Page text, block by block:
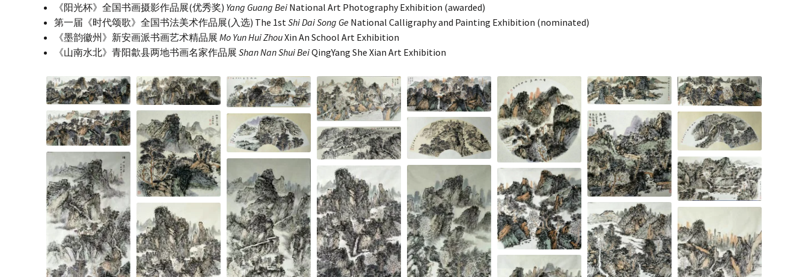
《阳光杯》全国书画摄影作品展(优秀奖) Yang Guang BeiNational Art Photography Exhibition (awarded)
第一届《时代颂歌》全国书法美术作品展(入选) The 1st Shi Dai Song GeNational Calligraphy and Painting Exhibition (nominated)
《墨韵徽州》新安画派书画艺术精品展 Mo Yun Hui ZhouXin An School Art Exhibition
《山南水北》青阳歙县两地书画名家作品展 Shan Nan Shui BeiQingYang She Xian Art Exhibition